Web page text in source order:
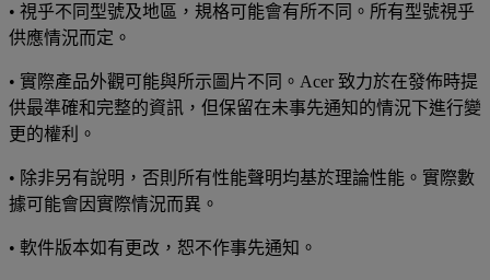
• 視乎不同型號及地區，規格可能會有所不同。所有型號視乎
供應情況而定。
• 實際產品外觀可能與所示圖片不同。Acer 致力於在發佈時提
供最準確和完整的資訊，但保留在未事先通知的情況下進行變
更的權利。
• 除非另有說明，否則所有性能聲明均基於理論性能。實際數
據可能會因實際情況而異。
• 軟件版本如有更改，恕不作事先通知。